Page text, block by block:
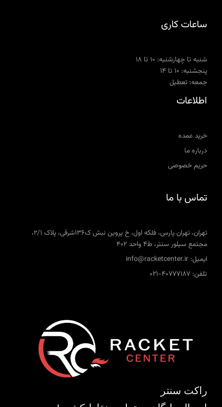
ساعات کاری
شنبه تا چهارشنبه: ۱۰ تا ۱۸
پنجشنبه: ۱۰ تا ۱۴
جمعه: تعطیل
اطلاعات
خرید عمده
درباره ما
حریم خصوصی
تماس با ما
تهران، تهران پارس، فلکه اول، خ پروین نبش ک136شرقی، پلاک 2/1،
مجتمع سیلور سنتر، ط4 واحد 402
ایمیل: info@racketcenter.ir
تلفن: 40777187-021
راکت سنتر